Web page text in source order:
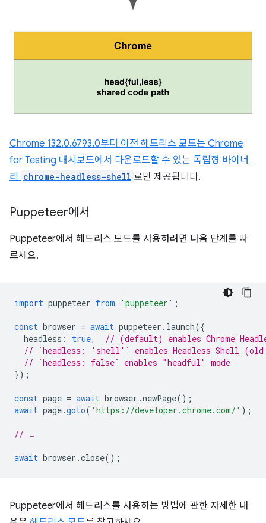
Chrome 132.0.6793.0부터 이전 헤드리스 모드는 Chrome
for Testing 대시보드에서 다운로드할 수 있는 독립형 바이너
리
chrome-headless-shell 로만 제공됩니다.
Puppeteer에서
Puppeteer에서 헤드리스 모드를 사용하려면 다음 단계를 따
르세요.
import puppeteer from 'puppeteer' ;
const browser = await puppeteer . launch({
headless : true,
// (default) enables Chrome
// `headless: 'shell'` enables Headless Shell (old
// `headless: false` enables "headful" mode
});
const page = await browser .newPage();
await page.goto( 'https://developer.chrome.com/' );
// …
await browser .close();
Puppeteer에서 헤드리스를 사용하는 방법에 관한 자세한 내